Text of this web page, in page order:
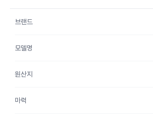
브랜드
모델명
원산지
마력